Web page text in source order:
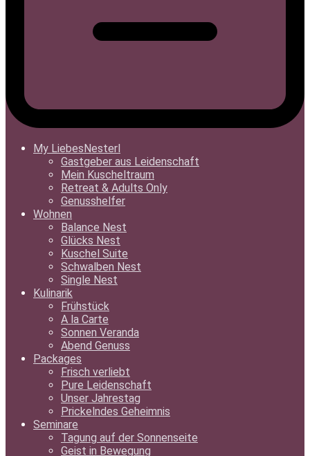
My LiebesNesterl
Gastgeber aus Leidenschaft
Mein Kuscheltraum
Retreat & Adults Only
Genusshelfer
Wohnen
Balance Nest
Glücks Nest
Kuschel Suite
Schwalben Nest
Single Nest
Kulinarik
Frühstück
A la Carte
Sonnen Veranda
Abend Genuss
Packages
Frisch verliebt
Pure Leidenschaft
Unser Jahrestag
Prickelndes Geheimnis
Seminare
Tagung auf der Sonnenseite
Geist in Bewegung